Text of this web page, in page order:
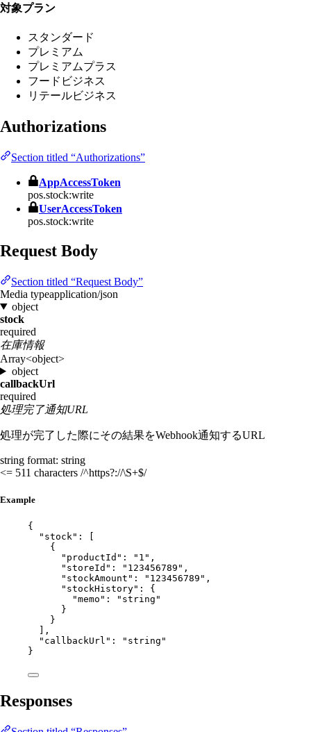
対象プラン
スタンダード
プレミアム
プレミアムプラス
フードビジネス
リテールビジネス
Authorizations
Section titled “Authorizations”
AppAccessToken
pos.stock:write
UserAccessToken
pos.stock:write
Request Body
Section titled “Request Body”
Media typeapplication/json
object
stock
required
在庫情報
Array<object>
object
callbackUrl
required
処理完了通知URL
処理が完了した際にその結果をWebhook通知するURL
string format: string
<= 511 characters /^https?://\S+$/
Example
{
"stock" : [
{
"productId" : " 1 " ,
"storeId" : " 123456789 " ,
"stockAmount" : " 123456789 " ,
"stockHistory" : {
"memo" : " string "
}
}
],
"callbackUrl" : " string "
}
Responses